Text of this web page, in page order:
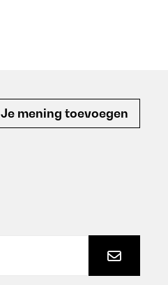
Je mening toevoegen